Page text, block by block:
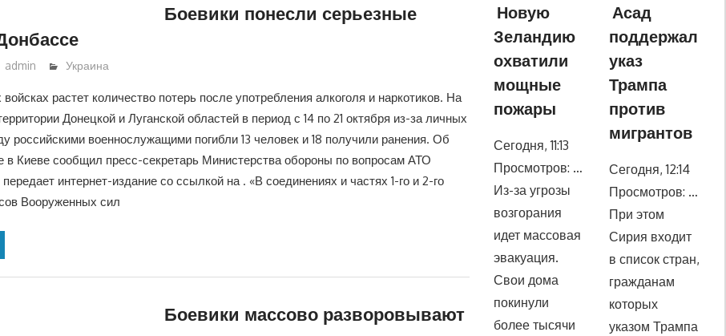
Боевики понесли серьезные
admin Украина
растет количество потерь после употребления алкоголя и наркотиков. На
Донецкой и Луганской областей в период с 14 по 21 октября из-за личных
российскими военнослужащими погибли 13 человек и 18 получили ранения. Об
в Киеве сообщил пресс-секретарь Министерства обороны по вопросам АТО
интернет-издание со ссылкой на . «В соединениях и частях 1-го и 2-го
Вооруженных сил
Боевики массово разворовывают
Новую
Зеландию
охватили
мощные
пожары
Сегодня, 11:13
Просмотров: …
Из-за угрозы
возгорания
идет массовая
эвакуация.
Свои дома
покинули
более тысячи
Асад
поддержал
указ
Трампа
против
мигрантов
Сегодня, 12:14
Просмотров: …
При этом
Сирия входит
в список стран,
гражданам
которых
указом Трампа